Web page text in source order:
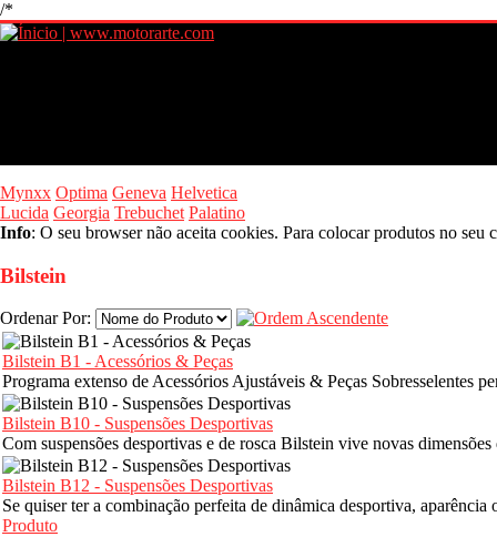
/*
Mynxx Optima Geneva Helvetica
Lucida Georgia Trebuchet Palatino
Info: O seu browser não aceita cookies. Para colocar produtos no
Bilstein
Ordenar Por:
Bilstein B1 - Acessórios & Peças
Programa extenso de Acessórios Ajustáveis & Peças Sobresselentes
Bilstein B10 - Suspensões Desportivas
Com suspensões desportivas e de rosca Bilstein vive novas
Bilstein B12 - Suspensões Desportivas
Se quiser ter a combinação perfeita de dinâmica desportiva,
Produto